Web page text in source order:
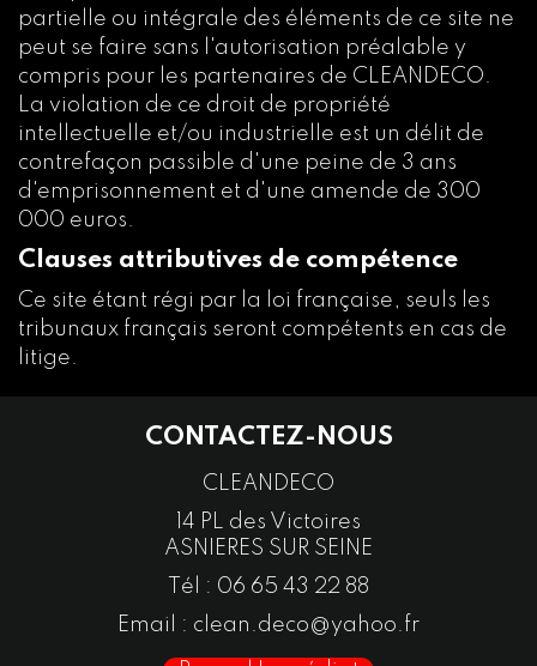
partielle ou intégrale des éléments de ce site ne
peut se faire sans l'autorisation préalable y
compris pour les partenaires de CLEANDECO.
La violation de ce droit de propriété
intellectuelle et/ou industrielle est un délit de
contrefaçon passible d'une peine de 3 ans
d'emprisonnement et d'une amende de 300
000 euros.
Clauses attributives de compétence
Ce site étant régi par la loi française, seuls les
tribunaux français seront compétents en cas de
litige.
CONTACTEZ-NOUS
CLEANDECO
14 PL des Victoires
ASNIERES SUR SEINE
Tél : 06 65 43 22 88
Email : clean.deco@yahoo.fr